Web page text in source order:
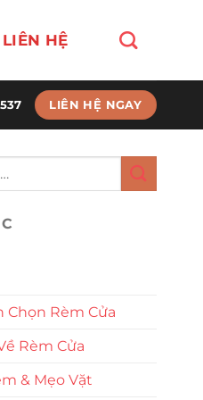
LIÊN HỆ
LIÊN HỆ NGAY
Chọn Rèm Cửa
Rèm Cửa
& Mẹo Vặt